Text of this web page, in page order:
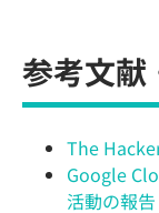
参考文献
The
Google
活動の報告